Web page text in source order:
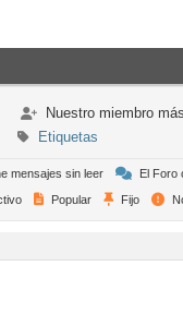
Nuestro miembro
Etiquetas
mensajes sin leer
El Foro
Popular Fijo